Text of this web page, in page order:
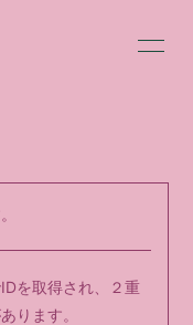
MOVIE
を取得され、２重
ります。